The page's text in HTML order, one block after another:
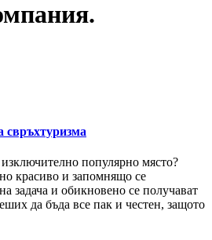
свръхтуризма
популярно място?
красиво и запомнящо се
задача и обикновено се получават
да бъда все пак и честен, защото